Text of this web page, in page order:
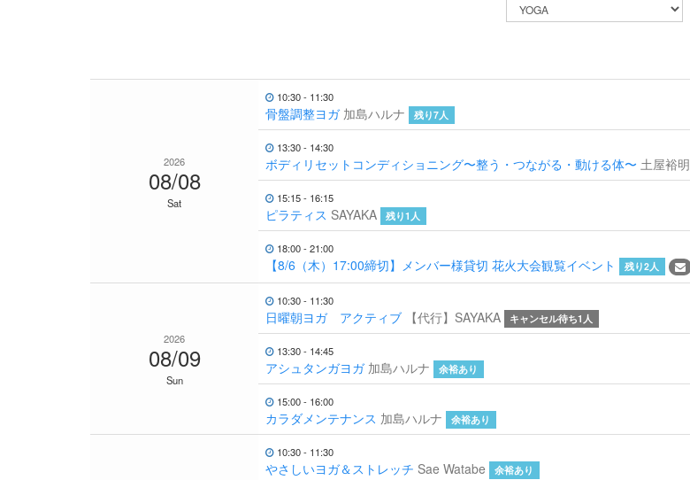
2026
08/08
Sat
10:30 - 11:30
骨盤調整ヨガ 加島ハルナ 残り7人
13:30 - 14:30
ボディリセットコンディショニング〜整う・つながる・動ける体〜 土屋裕明
15:15 - 16:15
ピラティス SAYAKA 残り1人
18:00 - 21:00
【8/6（木）17:00締切】メンバー様貸切 花火大会観覧イベント 残り2人
2026
08/09
Sun
10:30 - 11:30
日曜朝ヨガ アクティブ 【代行】SAYAKA キャンセル待ち1人
13:30 - 14:45
アシュタンガヨガ 加島ハルナ 余裕あり
15:00 - 16:00
カラダメンテナンス 加島ハルナ 余裕あり
10:30 - 11:30
やさしいヨガ＆ストレッチ Sae Watabe 余裕あり